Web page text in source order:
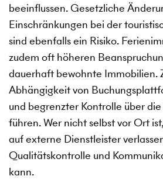
beeinflussen. Gesetzliche
Einschränkungen bei der
sind ebenfalls ein Risiko.
zudem oft höheren
dauerhaft bewohnte Immobilien.
Abhängigkeit von
und begrenzter Kontrolle über
führen. Wer nicht selbst vor Ort
auf externe Dienstleister
Qualitätskontrolle und
kann.